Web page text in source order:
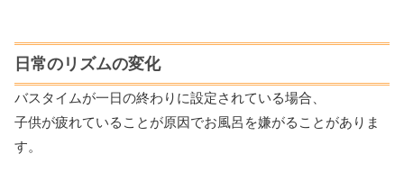
日常のリズムの変化
バスタイムが一日の終わりに設定されている場合、
子供が疲れていることが原因でお風呂を嫌がることがありま
す。